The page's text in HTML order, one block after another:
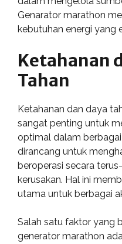
Genarator marathon
kebutuhan energi yang
Ketahanan
Tahan
Ketahanan dan daya
sangat penting untuk
optimal dalam berbagai
dirancang untuk
beroperasi secara
kerusakan. Hal ini
utama untuk berbagai
Salah satu faktor yang
generator marathon